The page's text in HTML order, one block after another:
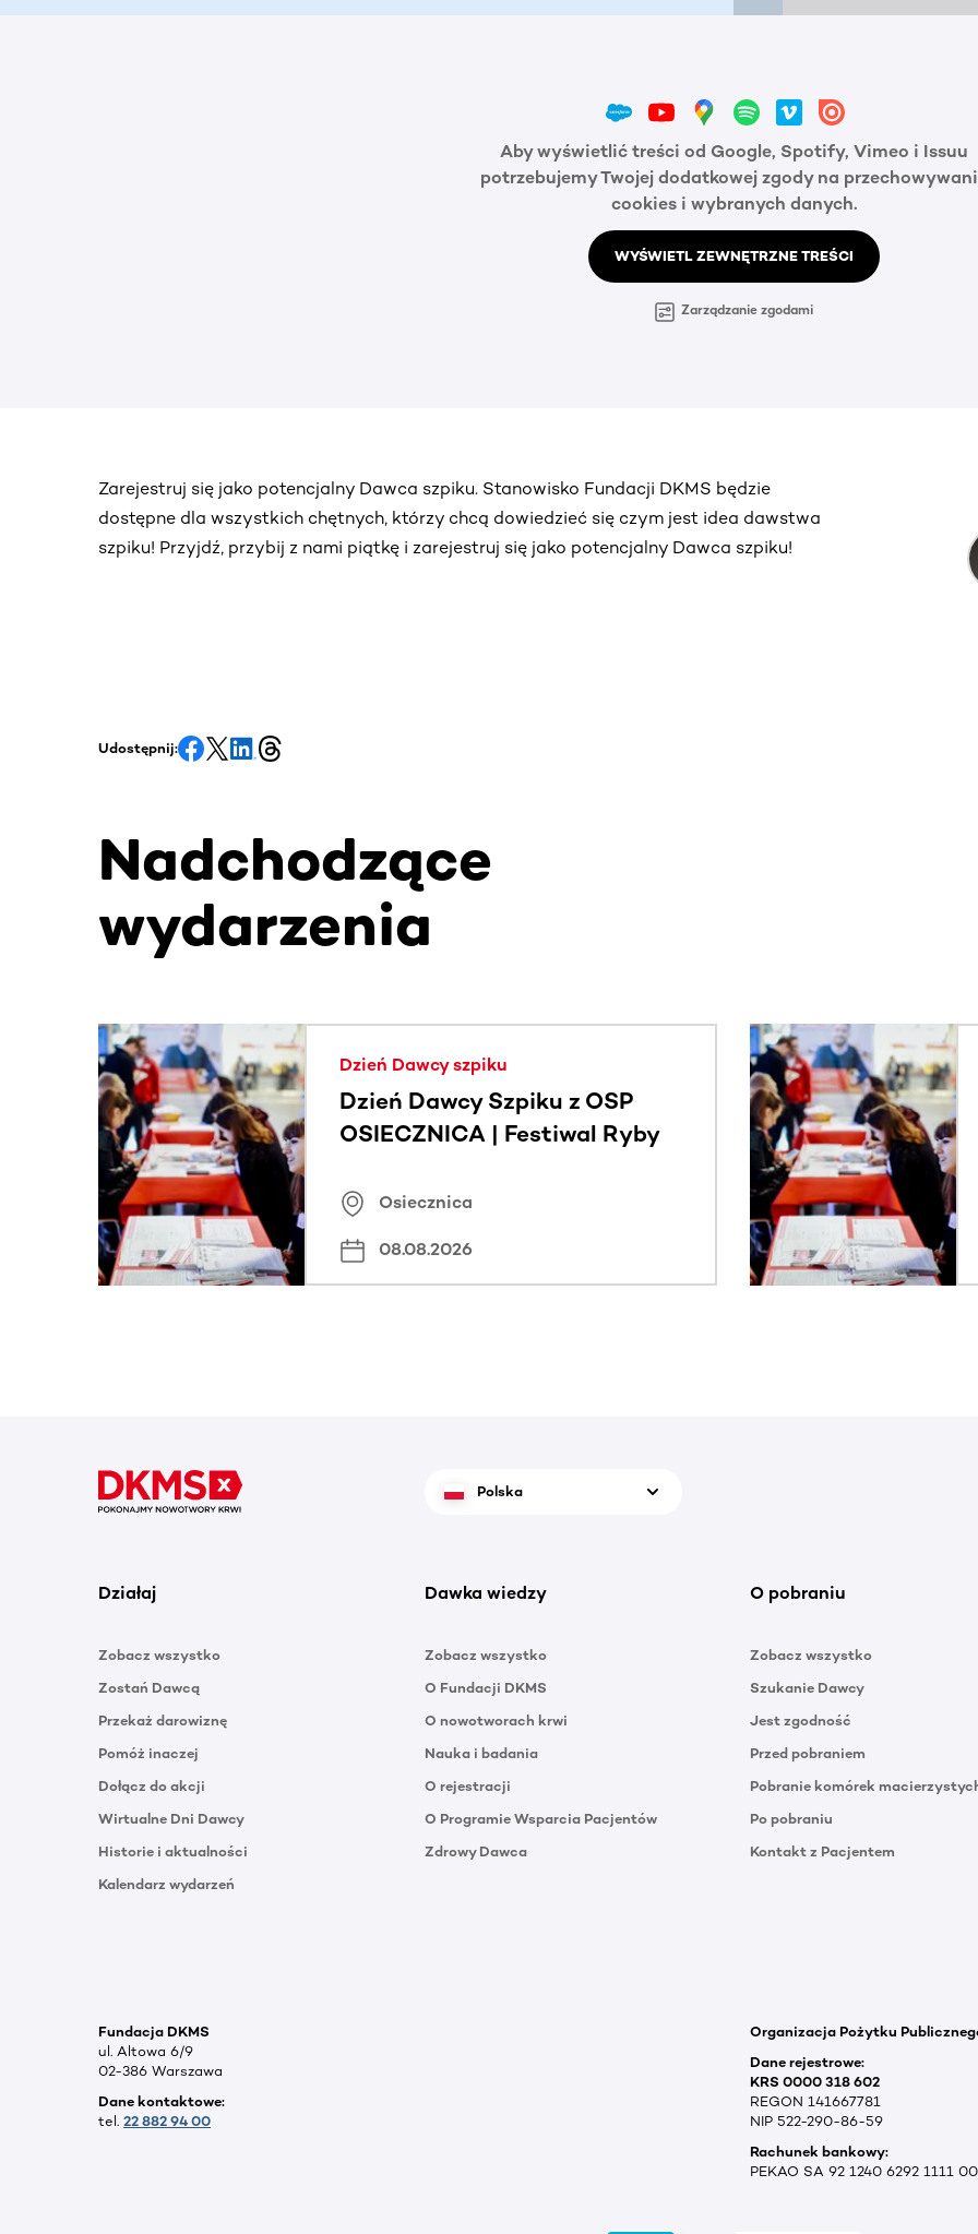
Aby wyświetlić treści od Google, Spotify, Vimeo i Issuu
potrzebujemy Twojej dodatkowej zgody na
cookies i wybranych danych.
WYŚWIETL ZEWNĘTRZNE TREŚCI
Zarządzanie zgodami
Zarejestruj się jako potencjalny Dawca szpiku. Stanowisko Fundacji DKMS będzie
dostępne dla wszystkich chętnych, którzy chcą dowiedzieć się czym jest idea dawstwa
szpiku! Przyjdź, przybij z nami piątkę i zarejestruj się jako potencjalny Dawca szpiku!
Udostępnij:
Nadchodzące
wydarzenia
Ta sekcja zawiera treści przewijane w poziomie. Użyj klawisza Tab lub przesuń palcem, aby zobaczyć
Dzień Dawcy szpiku
Dzień Dawcy Szpiku z OSP
OSIECZNICA | Festiwal Ryby
Osiecznica
08.08.2026
Polska
Działaj
Zobacz wszystko
Zostań Dawcą
Przekaż darowiznę
Pomóż inaczej
Dołącz do akcji
Wirtualne Dni Dawcy
Historie i aktualności
Kalendarz wydarzeń
Dawka wiedzy
Zobacz wszystko
O Fundacji DKMS
O nowotworach krwi
Nauka i badania
O rejestracji
O Programie Wsparcia Pacjentów
Zdrowy Dawca
O pobraniu
Zobacz wszystko
Szukanie Dawcy
Jest zgodność
Przed pobraniem
Pobranie komórek
Po pobraniu
Kontakt z Pacjentem
Fundacja DKMS
ul. Altowa 6/9
02-386 Warszawa
Dane kontaktowe:
tel. 22 882 94 00
Organizacja Pożytku
Dane rejestrowe:
KRS 0000 318 602
REGON 141667781
NIP 522-290-86-59
Rachunek bankowy:
PEKAO SA 92 1240 6292 1111